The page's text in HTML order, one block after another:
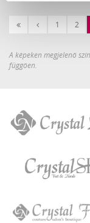
«
‹
1 2
A képeken megjelenő
függően.
Nails
SPA